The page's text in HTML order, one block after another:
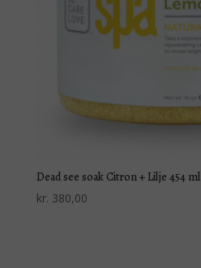
Dead see soak Citron + Lilje 454 ml
kr. 380,00